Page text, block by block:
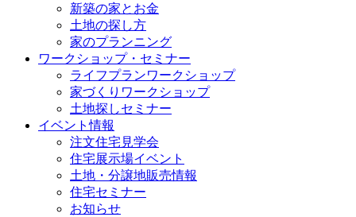
新築の家とお金
土地の探し方
家のプランニング
ワークショップ・セミナー
ライフプランワークショップ
家づくりワークショップ
土地探しセミナー
イベント情報
注文住宅見学会
住宅展示場イベント
土地・分譲地販売情報
住宅セミナー
お知らせ